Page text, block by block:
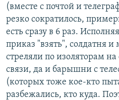
(вместе с почтой и
резко сократилось,
есть сразу в 6 раз.
приказ "взять", солдатня
стреляли по изоляторам
связи, да и барышни с
(которых тоже кое-кто
разбежались, кто куда.